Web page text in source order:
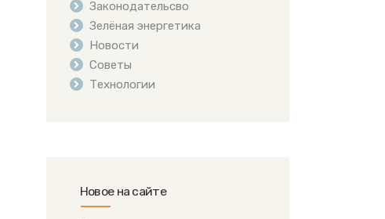
Законодательсво
Зелёная энергетика
Новости
Советы
Технологии
Новое на сайте